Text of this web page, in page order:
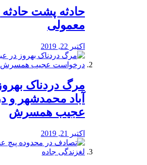
️حادثه پشت حادثه
معمولی
اکتبر 22, 2019
مرگ دردناک
آباد محمدشهر
عجیب همسرش
اکتبر 21, 2019